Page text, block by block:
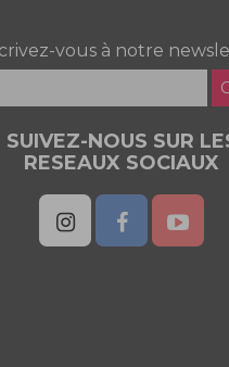
vous à notre
SUIVEZ-NOUS SUR
RESEAUX SOCIAUX